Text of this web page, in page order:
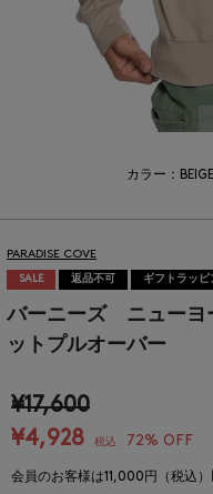
カラー：BEIGE
PARADISE COVE
SALE 返品不可 ギフトラッピ
バーニーズ ニューヨ
ットプルオーバー
¥17,600
¥4,928
税込 72% OFF
会員のお客様は11,000円（税込